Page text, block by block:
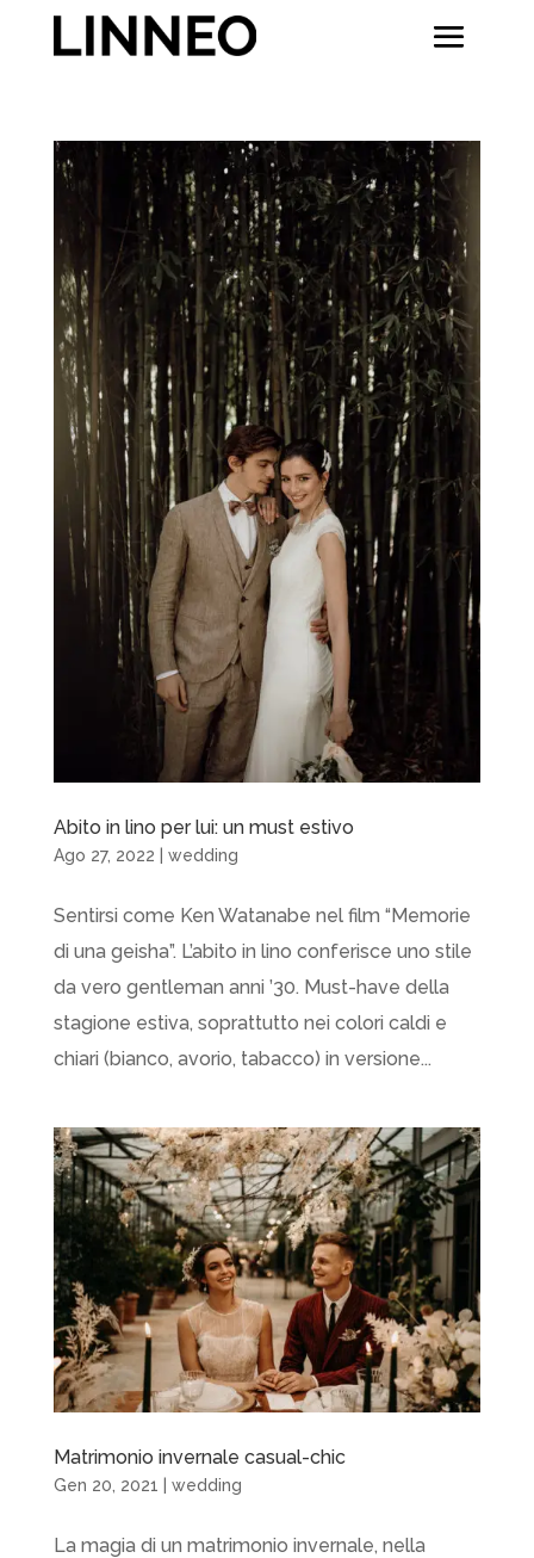
Abito in lino per lui: un must estivo
Ago 27, 2022 | wedding
Sentirsi come Ken Watanabe nel film “Memorie
di una geisha”. L’abito in lino conferisce uno stile
da vero gentleman anni ’30. Must-have della
stagione estiva, soprattutto nei colori caldi e
chiari (bianco, avorio, tabacco) in versione...
Matrimonio invernale casual-chic
Gen 20, 2021 | wedding
La magia di un matrimonio invernale, nella